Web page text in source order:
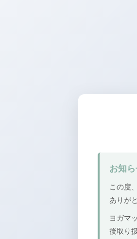
お知
この度
ありが
ヨガマ
後取り